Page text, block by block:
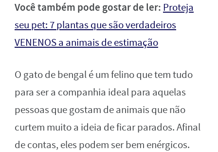
Você também pode gostar de ler: Proteja
seu pet: 7 plantas que são verdadeiros
VENENOS a animais de estimação
O gato de bengal é um felino que tem tudo
para ser a companhia ideal para aquelas
pessoas que gostam de animais que não
curtem muito a ideia de ficar parados. Afinal
de contas, eles podem ser bem enérgicos.